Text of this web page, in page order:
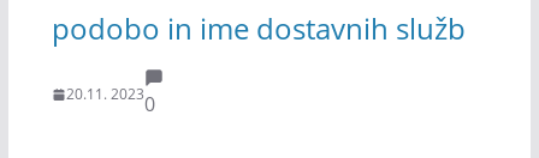
podobo in ime dostavnih služb
20.11. 20230